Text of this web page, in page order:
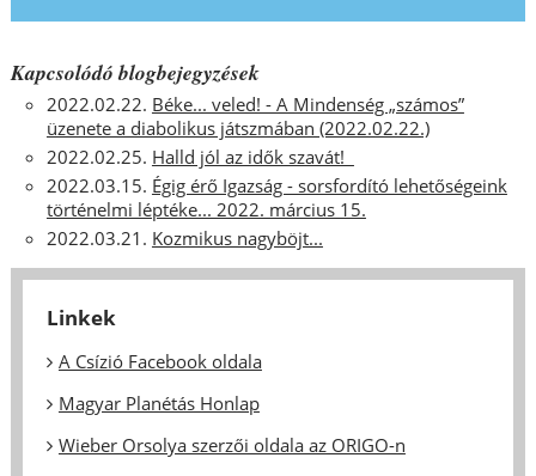
Kapcsolódó blogbejegyzések
2022.02.22. Béke... veled! - A Mindenség „számos”
üzenete a diabolikus játszmában (2022.02.22.)
2022.02.25. Halld jól az idők szavát!
2022.03.15. Égig érő Igazság - sorsfordító lehetőségeink
történelmi léptéke... 2022. március 15.
2022.03.21. Kozmikus nagyböjt...
Linkek
A Csízió Facebook oldala
Magyar Planétás Honlap
Wieber Orsolya szerzői oldala az ORIGO-n